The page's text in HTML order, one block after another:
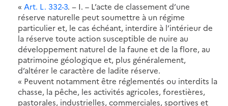
« Art. L. 332-3. − I. – L’acte de classement d’une
réserve naturelle peut soumettre à un régime
particulier et, le cas échéant, interdire à l’intérieur de
la réserve toute action susceptible de nuire au
développement naturel de la faune et de la flore, au
patrimoine géologique et, plus généralement,
d’altérer le caractère de ladite réserve.
« Peuvent notamment être réglementés ou interdits la
chasse, la pêche, les activités agricoles, forestières,
pastorales, industrielles, commerciales, sportives et